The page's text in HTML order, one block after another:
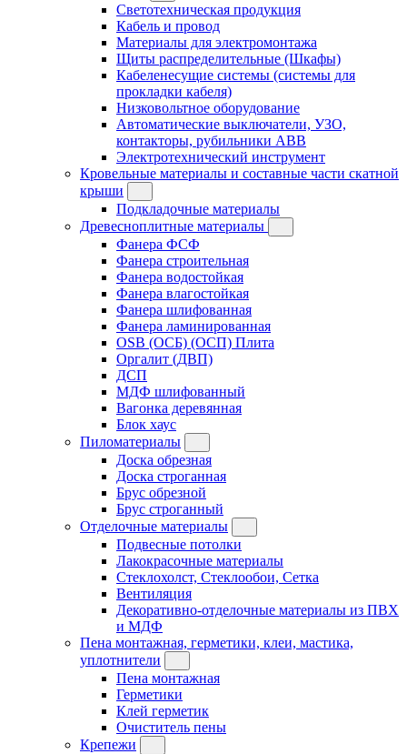
Светотехническая продукция
Кабель и провод
Материалы для электромонтажа
Щиты распределительные (Шкафы)
Кабеленесущие системы (системы для
прокладки кабеля)
Низковольтное оборудование
Автоматические выключатели, УЗО,
контакторы, рубильники ABB
Электротехнический инструмент
Кровельные материалы и составные части скатной
крыши
Подкладочные материалы
Древесноплитные материалы
Фанера ФСФ
Фанера строительная
Фанера водостойкая
Фанера влагостойкая
Фанера шлифованная
Фанера ламинированная
OSB (ОСБ) (ОСП) Плита
Оргалит (ДВП)
ДСП
МДФ шлифованный
Вагонка деревянная
Блок хаус
Пиломатериалы
Доска обрезная
Доска строганная
Брус обрезной
Брус строганный
Отделочные материалы
Подвесные потолки
Лакокрасочные материалы
Стеклохолст, Стеклообои, Сетка
Вентиляция
Декоративно-отделочные материалы из ПВХ
и МДФ
Пена монтажная, герметики, клеи, мастика,
уплотнители
Пена монтажная
Герметики
Клей герметик
Очиститель пены
Крепежи